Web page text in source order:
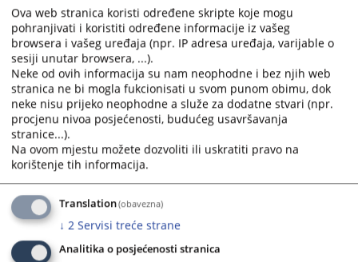
Ova web stranica koristi određene skripte koje mogu
pohranjivati i koristiti određene informacije iz vašeg
browsera i vašeg uređaja (npr. IP adresa uređaja, varijable o
sesiji unutar browsera, ...).
Neke od ovih informacija su nam neophodne i bez njih web
stranica ne bi mogla fukcionisati u svom punom obimu, dok
neke nisu prijeko neophodne a služe za dodatne stvari (npr.
procjenu nivoa posjećenosti, budućeg usavršavanja
stranice...).
Na ovom mjestu možete dozvoliti ili uskratiti pravo na
korištenje tih informacija.
Translation(obavezna)
↓ 2 Servisi treće strane
Analitika o posjećenosti stranica